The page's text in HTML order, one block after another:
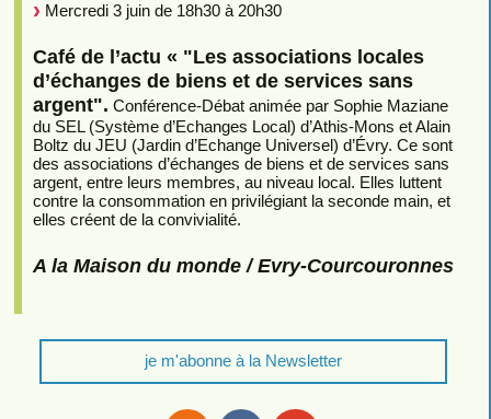
Mercredi 3 juin de 18h30 à 20h30
Café de l’actu « "Les associations locales
d’échanges de biens et de services sans
argent". Conférence-Débat animée par Sophie Maziane
du SEL (Système d’Echanges Local) d’Athis-Mons et Alain
Boltz du JEU (Jardin d’Echange Universel) d’Évry. Ce sont
des associations d’échanges de biens et de services sans
argent, entre leurs membres, au niveau local. Elles luttent
contre la consommation en privilégiant la seconde main, et
elles créent de la convivialité.
A la Maison du monde / Evry-Courcouronnes
je m'abonne à la Newsletter